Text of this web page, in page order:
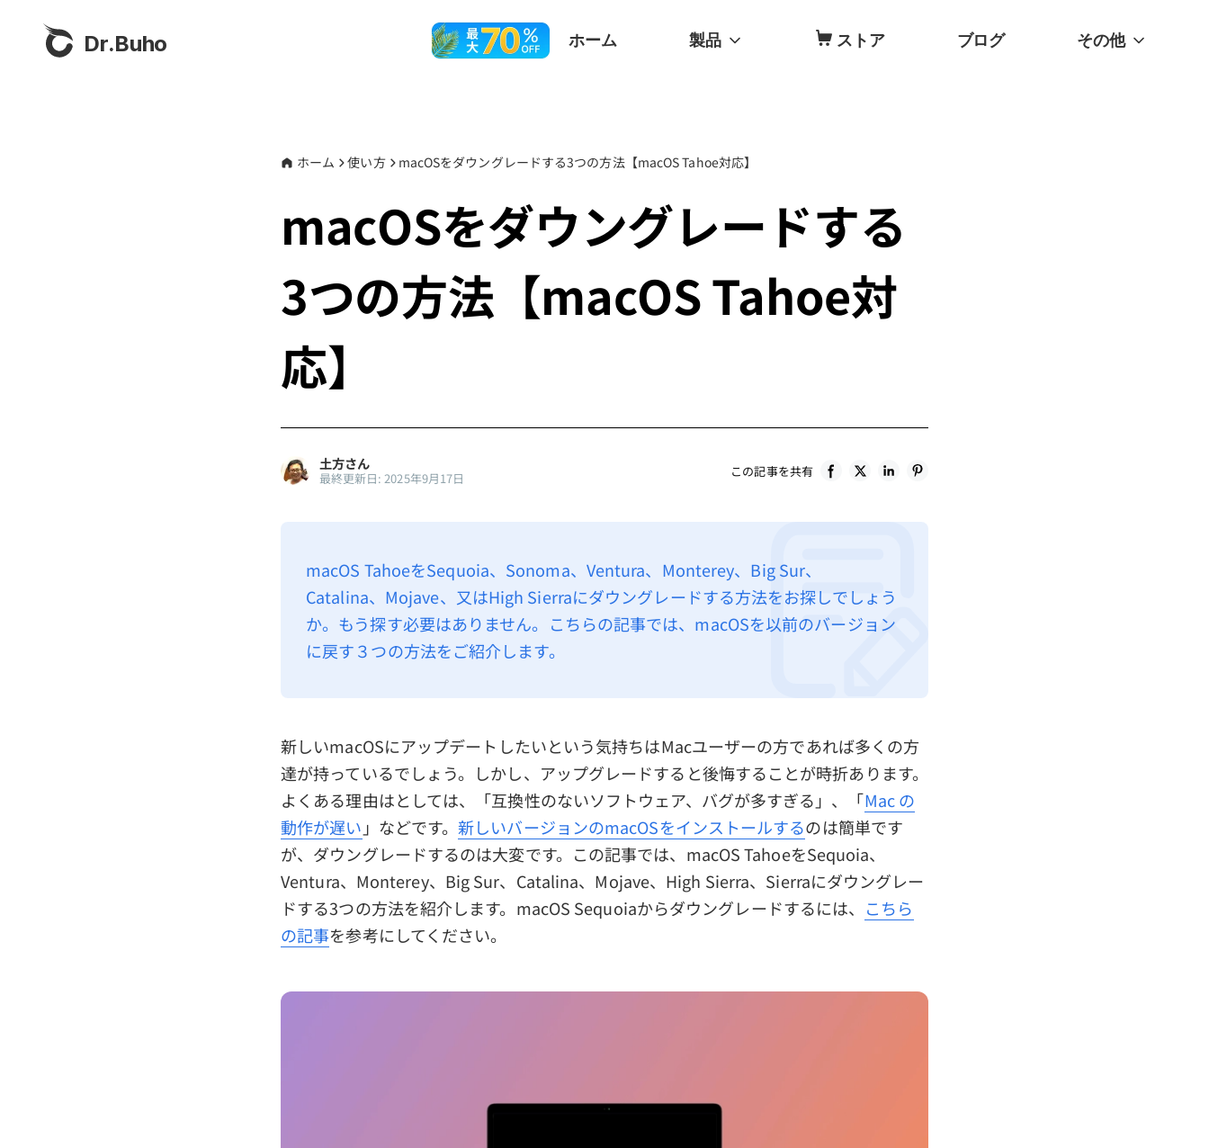
Dr.Buho ホーム 製品 ストア ブログ その他
ホーム 使い方 macOSをダウングレードする3つの方法【macOS Tahoe対応】
macOSをダウングレードする
3つの方法【macOS Tahoe対
応】
土方さん
最終更新日: 2025年9月17日 この記事を共有
macOS TahoeをSequoia、Sonoma、Ventura、Monterey、Big Sur、
Catalina、Mojave、又はHigh Sierraにダウングレードする方法をお探しでしょう
か。もう探す必要はありません。こちらの記事では、macOSを以前のバージョン
に戻す３つの方法をご紹介します。
新しいmacOSにアップデートしたいという気持ちはMacユーザーの方であれば多くの方
達が持っているでしょう。しかし、アップグレードすると後悔することが時折あります。
よくある理由はとしては、「互換性のないソフトウェア、バグが多すぎる」、「Mac の
動作が遅い 」などです。新しいバージョンのmacOSをインストールするのは簡単です
が、ダウングレードするのは大変です。この記事では、macOS TahoeをSequoia、
Ventura、Monterey、Big Sur、Catalina、Mojave、High Sierra、Sierraにダウングレー
ドする3つの方法を紹介します。macOS Sequoiaからダウングレードするには、
こちら
の記事を参考にしてください。